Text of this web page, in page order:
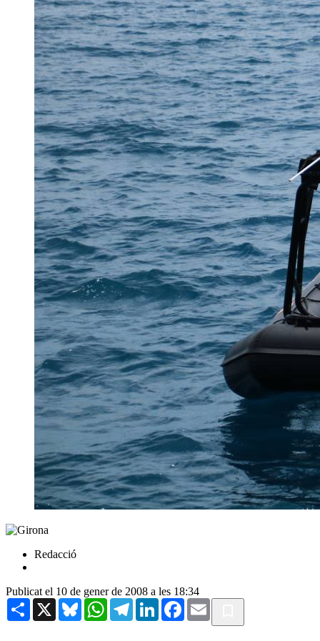
Redacció
Publicat el 10 de gener de 2008 a les 18:34
Share X BlueskyWhatsAppTelegramLinkedInFacebook
Email